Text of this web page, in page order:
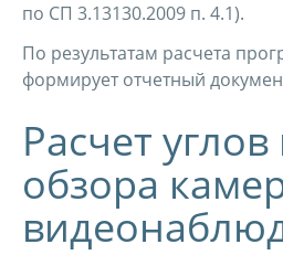
по СП 3.13130.2009 п. 4.1).
По результатам расчета
формирует отчетный
Расчет
обзора